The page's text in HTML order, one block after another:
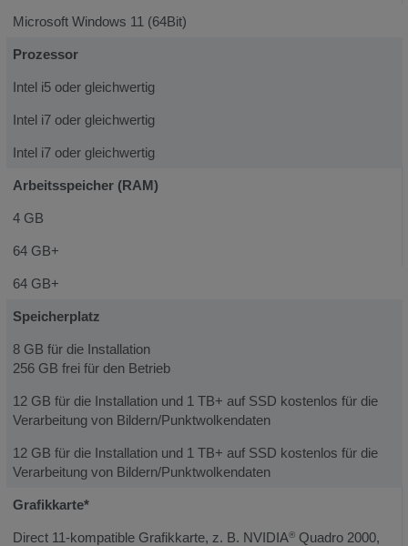
Microsoft Windows 11 (64Bit)
Prozessor
Intel i5 oder gleichwertig
Intel i7 oder gleichwertig
Intel i7 oder gleichwertig
Arbeitsspeicher (RAM)
4 GB
64 GB+
64 GB+
Speicherplatz
8 GB für die Installation
256 GB frei für den Betrieb
12 GB für die Installation und 1 TB+ auf SSD kostenlos für die
Verarbeitung von Bildern/Punktwolkendaten
12 GB für die Installation und 1 TB+ auf SSD kostenlos für die
Verarbeitung von Bildern/Punktwolkendaten
Grafikkarte*
Direct 11-kompatible Grafikkarte, z. B. NVIDIA® Quadro 2000,